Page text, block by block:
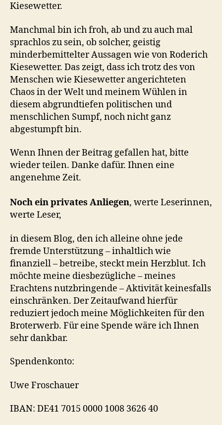
Kiesewetter.
Manchmal bin ich froh, ab und zu auch mal
sprachlos zu sein, ob solcher, geistig
minderbemittelter Aussagen wie von Roderich
Kiesewetter. Das zeigt, dass ich trotz des von
Menschen wie Kiesewetter angerichteten
Chaos in der Welt und meinem Wühlen in
diesem abgrundtiefen politischen und
menschlichen Sumpf, noch nicht ganz
abgestumpft bin.
Wenn Ihnen der Beitrag gefallen hat, bitte
wieder teilen. Danke dafür. Ihnen eine
angenehme Zeit.
Noch ein privates Anliegen, werte Leserinnen,
werte Leser,
in diesem Blog, den ich alleine ohne jede
fremde Unterstützung – inhaltlich wie
finanziell – betreibe, steckt mein Herzblut. Ich
möchte meine diesbezügliche – meines
Erachtens nutzbringende – Aktivität keinesfalls
einschränken. Der Zeitaufwand hierfür
reduziert jedoch meine Möglichkeiten für den
Broterwerb. Für eine Spende wäre ich Ihnen
sehr dankbar.
Spendenkonto:
Uwe Froschauer
IBAN: DE41 7015 0000 1008 3626 40